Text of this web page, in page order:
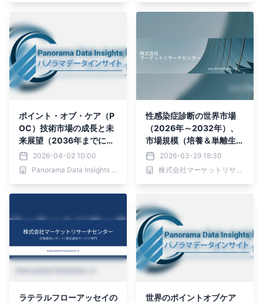
ポイント・オブ・ケア（P
OC）技術市場の成長と未
来展望（2036年までに34
1.8億米ドル、CAGR6.6
3%）
2026-04-02 10:00
Panorama Data Insights Ltd.
性感染症診断の世界市場
（2026年～2032年）、
市場規模（培養＆単離生
物、分子検査、免疫学的ア
ッセイ、その他）・分析レ
ポートを発表
2026-03-29 18:30
株式会社マーケットリサーチセンター
ラテラルフローアッセイの
世界のポイントオブケア